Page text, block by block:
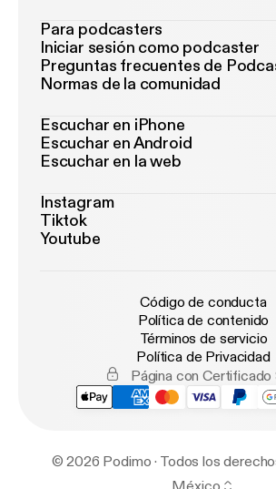
Para podcasters
Iniciar sesión como podcaster
Preguntas frecuentes de
Normas de la comunidad
Escuchar en iPhone
Escuchar en Android
Escuchar en la web
Instagram
Tiktok
Youtube
Código de conducta
Política de contenido
Términos de servicio
Política de Privacidad
Página con Certificado
© 2026 Podimo · Todos los